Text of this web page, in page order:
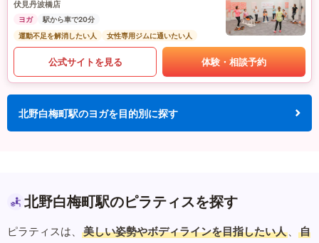
伏見丹波橋店
ヨガ
駅から車で20分
運動不足を解消したい人
女性専用ジムに通いたい人
公式サイトを見る 体験・相談予約
北野白梅町駅のヨガを目的別に探す
北野白梅町駅のピラティスを探す
ピラティスは、 美しい姿勢やボディラインを目指したい人 、
自